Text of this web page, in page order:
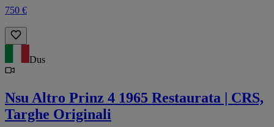
750 €
Dus
Nsu Altro Prinz 4 1965 Restaurata | CRS,
Targhe Originali